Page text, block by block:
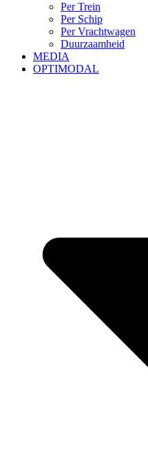
Per Trein
Per Schip
Per Vrachtwagen
Duurzaamheid
MEDIA
OPTIMODAL